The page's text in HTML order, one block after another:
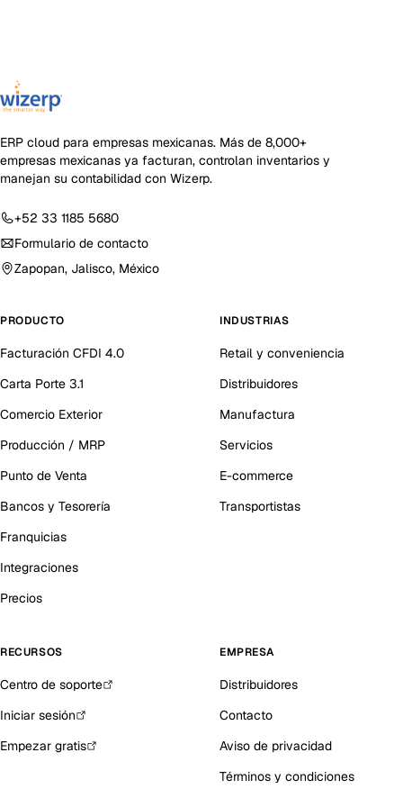
ERP cloud para empresas mexicanas. Más de 8,000+
empresas mexicanas ya facturan, controlan inventarios y
manejan su contabilidad con Wizerp.
+52 33 1185 5680
Formulario de contacto
Zapopan, Jalisco, México
PRODUCTO
Facturación CFDI 4.0
Carta Porte 3.1
Comercio Exterior
Producción / MRP
Punto de Venta
Bancos y Tesorería
Franquicias
Integraciones
Precios
INDUSTRIAS
Retail y conveniencia
Distribuidores
Manufactura
Servicios
E-commerce
Transportistas
RECURSOS
Centro de soporte
Iniciar sesión
Empezar gratis
EMPRESA
Distribuidores
Contacto
Aviso de privacidad
Términos y condiciones